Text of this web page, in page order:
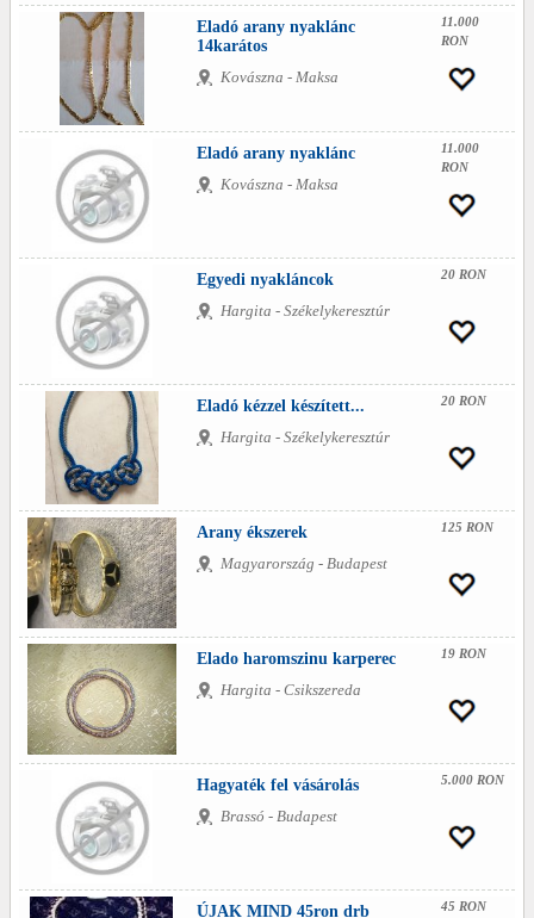
Eladó arany nyaklánc
14karátos
Kovászna - Maksa
11.000
RON
Eladó arany nyaklánc
Kovászna - Maksa
11.000
RON
Egyedi nyakláncok
Hargita - Székelykeresztúr
20 RON
Eladó kézzel készített...
Hargita - Székelykeresztúr
20 RON
Arany ékszerek
Magyarország - Budapest
125 RON
Elado haromszinu karperec
Hargita - Csikszereda
19 RON
Hagyaték fel vásárolás
Brassó - Budapest
5.000 RON
ÚJAK MIND 45ron drb
45 RON